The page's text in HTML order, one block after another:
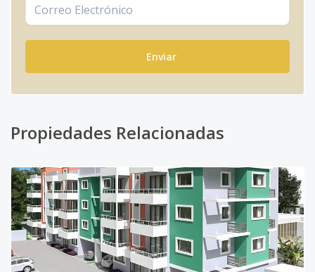
Enviar
Propiedades Relacionadas